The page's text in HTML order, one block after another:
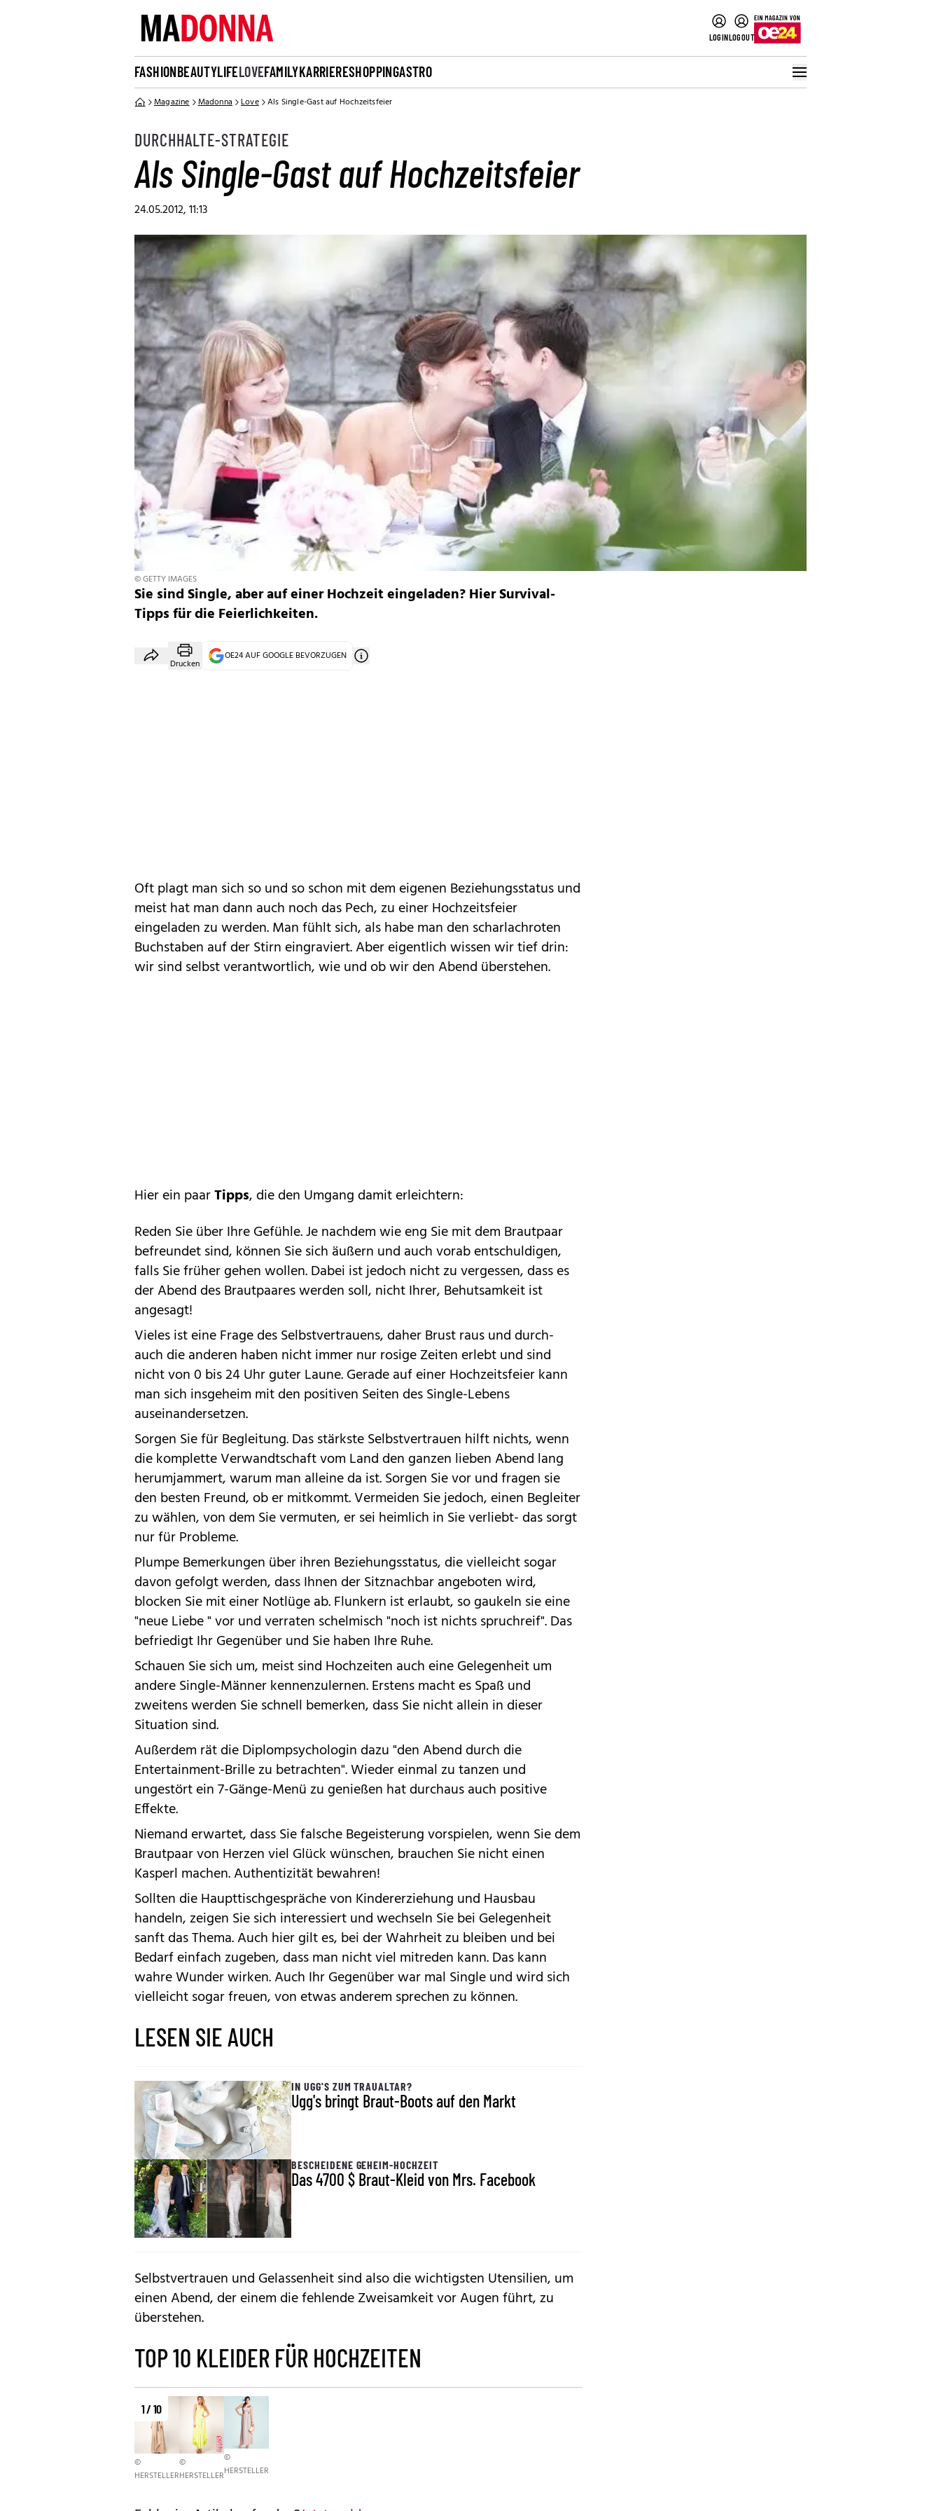
LOGINLOGOUT
FASHIONBEAUTYLIFELOVEFAMILYKARRIERESHOPPINGASTRO
Magazine Madonna Love Als Single-Gast auf Hochzeitsfeier
DURCHHALTE-STRATEGIE
Als Single-Gast auf Hochzeitsfeier
24.05.2012, 11:13
© GETTY IMAGES
Sie sind Single, aber auf einer Hochzeit eingeladen? Hier Survival-
Tipps für die Feierlichkeiten.
Drucken
OE24 AUF GOOGLE BEVORZUGEN
Oft plagt man sich so und so schon mit dem eigenen Beziehungsstatus und
meist hat man dann auch noch das Pech, zu einer Hochzeitsfeier
eingeladen zu werden. Man fühlt sich, als habe man den scharlachroten
Buchstaben auf der Stirn eingraviert. Aber eigentlich wissen wir tief drin:
wir sind selbst verantwortlich, wie und ob wir den Abend überstehen.
Hier ein paarTipps, die den Umgang damit erleichtern:
Reden Sie über Ihre Gefühle. Je nachdem wie eng Sie mit dem Brautpaar
befreundet sind, können Sie sich äußern und auch vorab entschuldigen,
falls Sie früher gehen wollen. Dabei ist jedoch nicht zu vergessen, dass es
der Abend des Brautpaares werden soll, nicht Ihrer, Behutsamkeit ist
angesagt!
Vieles ist eine Frage des Selbstvertrauens, daher Brust raus und durch-
auch die anderen haben nicht immer nur rosige Zeiten erlebt und sind
nicht von 0 bis 24 Uhr guter Laune. Gerade auf einer Hochzeitsfeier kann
man sich insgeheim mit den positiven Seiten des Single-Lebens
auseinandersetzen.
Sorgen Sie für Begleitung. Das stärkste Selbstvertrauen hilft nichts, wenn
die komplette Verwandtschaft vom Land den ganzen lieben Abend lang
herumjammert, warum man alleine da ist. Sorgen Sie vor und fragen sie
den besten Freund, ob er mitkommt. Vermeiden Sie jedoch, einen Begleiter
zu wählen, von dem Sie vermuten, er sei heimlich in Sie verliebt- das sorgt
nur für Probleme.
Plumpe Bemerkungen über ihren Beziehungsstatus, die vielleicht sogar
davon gefolgt werden, dass Ihnen der Sitznachbar angeboten wird,
blocken Sie mit einer Notlüge ab. Flunkern ist erlaubt, so gaukeln sie eine
"neue Liebe " vor und verraten schelmisch "noch ist nichts spruchreif". Das
befriedigt Ihr Gegenüber und Sie haben Ihre Ruhe.
Schauen Sie sich um, meist sind Hochzeiten auch eine Gelegenheit um
andere Single-Männer kennenzulernen. Erstens macht es Spaß und
zweitens werden Sie schnell bemerken, dass Sie nicht allein in dieser
Situation sind.
Außerdem rät die Diplompsychologin dazu "den Abend durch die
Entertainment-Brille zu betrachten". Wieder einmal zu tanzen und
ungestört ein 7-Gänge-Menü zu genießen hat durchaus auch positive
Effekte.
Niemand erwartet, dass Sie falsche Begeisterung vorspielen, wenn Sie dem
Brautpaar von Herzen viel Glück wünschen, brauchen Sie nicht einen
Kasperl machen. Authentizität bewahren!
Sollten die Haupttischgespräche von Kindererziehung und Hausbau
handeln, zeigen Sie sich interessiert und wechseln Sie bei Gelegenheit
sanft das Thema. Auch hier gilt es, bei der Wahrheit zu bleiben und bei
Bedarf einfach zugeben, dass man nicht viel mitreden kann. Das kann
wahre Wunder wirken. Auch Ihr Gegenüber war mal Single und wird sich
vielleicht sogar freuen, von etwas anderem sprechen zu können.
LESEN SIE AUCH
IN UGG'S ZUM TRAUALTAR?
Ugg's bringt Braut-Boots auf den Markt
BESCHEIDENE GEHEIM-HOCHZEIT
Das 4700 $ Braut-Kleid von Mrs. Facebook
Selbstvertrauen und Gelassenheit sind also die wichtigsten Utensilien, um
einen Abend, der einem die fehlende Zweisamkeit vor Augen führt, zu
überstehen.
TOP 10 KLEIDER FÜR HOCHZEITEN
1 / 10
©
HERSTELLER
©
HERSTELLER
©
HERSTELLER